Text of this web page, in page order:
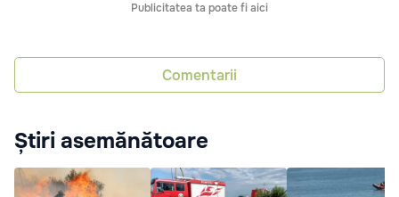
Publicitatea ta poate fi aici
Comentarii
Știri asemănătoare